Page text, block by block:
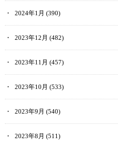
2024年1月 (390)
2023年12月 (482)
2023年11月 (457)
2023年10月 (533)
2023年9月 (540)
2023年8月 (511)